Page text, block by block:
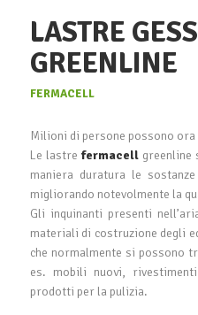
LASTRE
GREENLINE
FERMACELL
Milioni di persone possono
Le lastre fermacell greenline
maniera duratura le
migliorando notevolmente la
Gli inquinanti presenti
materiali di costruzione degli
che normalmente si possono
es. mobili nuovi,
prodotti per la pulizia.